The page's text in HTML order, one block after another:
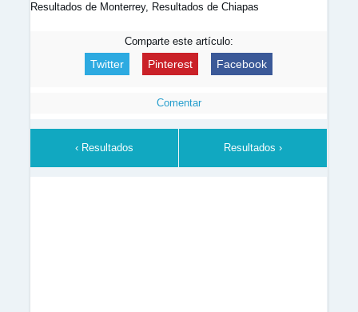
Resultados de Monterrey, Resultados de Chiapas
Comparte este artículo:
Twitter Pinterest Facebook
Comentar
‹ Resultados Resultados ›